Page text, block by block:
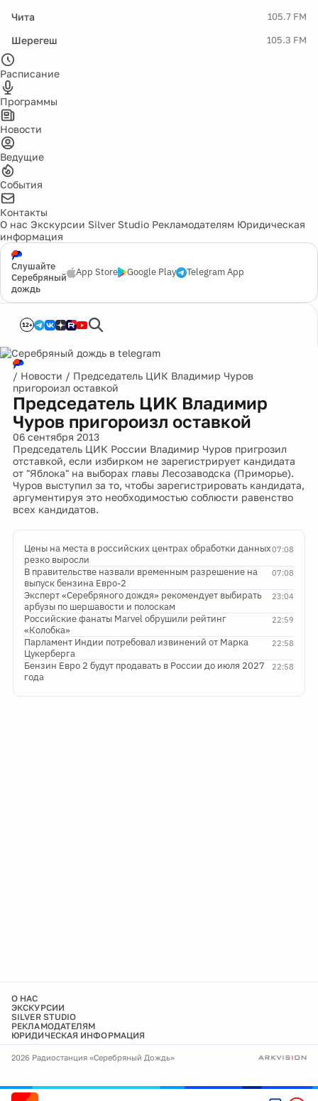
Чита 105.7 FM
Шерегеш 105.3 FM
Расписание
Программы
Новости
Ведущие
События
Контакты
О нас Экскурсии Silver Studio Рекламодателям Юридическая
информация
Слушайте
Серебряный
дождь
App Store Google Play Telegram App
12+
/ Новости / Председатель ЦИК Владимир Чуров
пригороизл оставкой
Председатель ЦИК Владимир
Чуров пригороизл оставкой
06 сентября 2013
Председатель ЦИК России Владимир Чуров пригрозил
отставкой, если избирком не зарегистрирует кандидата
от "Яблока" на выборах главы Лесозаводска (Приморье).
Чуров выступил за то, чтобы зарегистрировать кандидата,
аргументируя это необходимостью соблюсти равенство
всех кандидатов.
07:08
Цены на места в российских центрах обработки данных
резко выросли
07:08
В правительстве назвали временным разрешение на
выпуск бензина Евро-2
23:04
Эксперт «Серебряного дождя» рекомендует выбирать
арбузы по шершавости и полоскам
22:59
Российские фанаты Marvel обрушили рейтинг
«Колобка»
22:58
Парламент Индии потребовал извинений от Марка
Цукерберга
22:58
Бензин Евро 2 будут продавать в России до июля 2027
года
О НАС
ЭКСКУРСИИ
SILVER STUDIO
РЕКЛАМОДАТЕЛЯМ
ЮРИДИЧЕСКАЯ ИНФОРМАЦИЯ
2026 Радиостанция «Серебряный Дождь»